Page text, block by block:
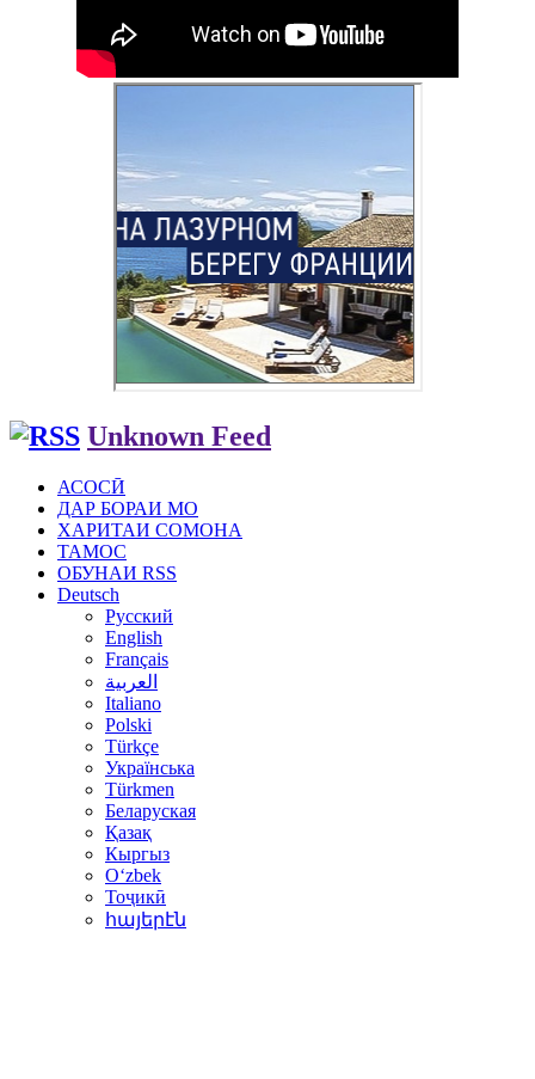
Unknown Feed
АСОСӢ
ДАР БОРАИ МО
ХАРИТАИ СОМОНА
ТАМОС
ОБУНАИ RSS
Deutsch
Русский
English
Français
العربية
Italiano
Polski
Türkçe
Українська
Türkmen
Беларуская
Қазақ
Кыргыз
Oʻzbek
Тоҷикӣ
հայերէն